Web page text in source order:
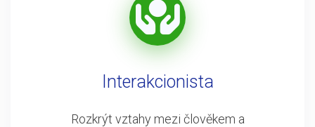
Interakcionista
Rozkrýt vztahy mezi člověkem a